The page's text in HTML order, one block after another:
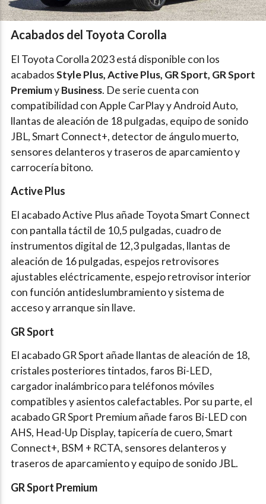
Acabados del Toyota Corolla
El Toyota Corolla 2023 está disponible con los
acabadosStyle Plus, Active Plus, GR Sport, GR Sport
PremiumyBusiness. De serie cuenta con
compatibilidad con Apple CarPlay y Android Auto,
llantas de aleación de 18 pulgadas, equipo de sonido
JBL, Smart Connect+, detector de ángulo muerto,
sensores delanteros y traseros de aparcamiento y
carrocería bitono.
Active Plus
El acabado Active Plus añade Toyota Smart Connect
con pantalla táctil de 10,5 pulgadas, cuadro de
instrumentos digital de 12,3 pulgadas, llantas de
aleación de 16 pulgadas, espejos retrovisores
ajustables eléctricamente, espejo retrovisor interior
con función antideslumbramiento y sistema de
acceso y arranque sin llave.
GR Sport
El acabado GR Sport añade llantas de aleación de 18,
cristales posteriores tintados, faros Bi-LED,
cargador inalámbrico para teléfonos móviles
compatibles y asientos calefactables. Por su parte, el
acabado GR Sport Premium añade faros Bi-LED con
AHS, Head-Up Display, tapicería de cuero, Smart
Connect+, BSM + RCTA, sensores delanteros y
traseros de aparcamiento y equipo de sonido JBL.
GR Sport Premium